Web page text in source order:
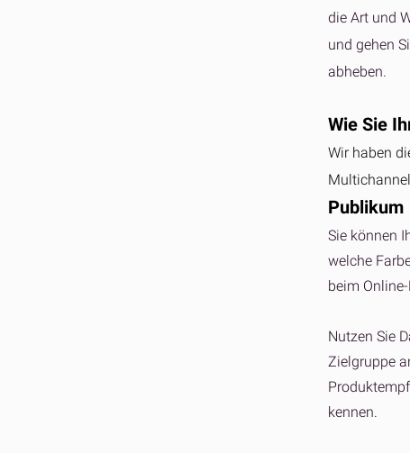
die Art und
und gehen
abheben.
Wie Sie
Wir haben
Publikum
Sie können
welche
beim
Nutzen Sie
Zielgruppe
kennen.